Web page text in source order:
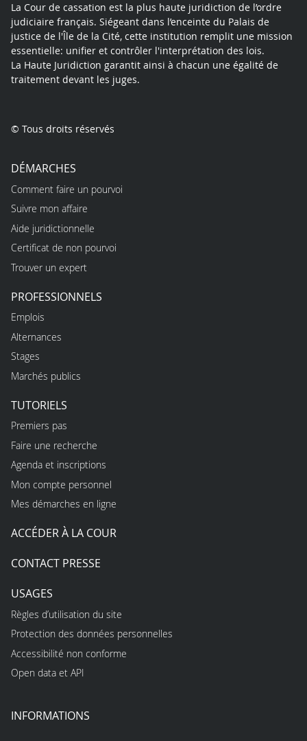
La Cour de cassation est la plus haute juridiction de l’ordre
judiciaire français. Siégeant dans l’enceinte du Palais de
justice de l'Île de la Cité, cette institution remplit une mission
essentielle: unifier et contrôler l'interprétation des lois.
La Haute Juridiction garantit ainsi à chacun une égalité de
traitement devant les juges.
© Tous droits réservés
DÉMARCHES
Comment faire un pourvoi
Suivre mon affaire
Aide juridictionnelle
Certificat de non pourvoi
Trouver un expert
PROFESSIONNELS
Emplois
Alternances
Stages
Marchés publics
TUTORIELS
Premiers pas
Faire une recherche
Agenda et inscriptions
Mon compte personnel
Mes démarches en ligne
ACCÉDER À LA COUR
CONTACT PRESSE
USAGES
Règles d’utilisation du site
Protection des données personnelles
Accessibilité non conforme
Open data et API
INFORMATIONS